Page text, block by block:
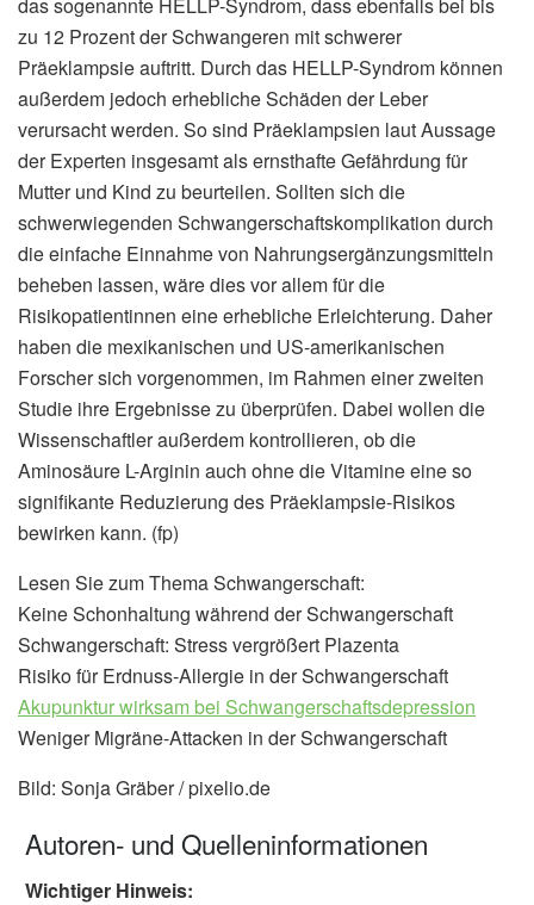
zu 12 Prozent der Schwangeren mit schwerer
Präeklampsie auftritt. Durch das HELLP-Syndrom können
außerdem jedoch erhebliche Schäden der Leber
verursacht werden. So sind Präeklampsien laut Aussage
der Experten insgesamt als ernsthafte Gefährdung für
Mutter und Kind zu beurteilen. Sollten sich die
schwerwiegenden Schwangerschaftskomplikation durch
die einfache Einnahme von Nahrungsergänzungsmitteln
beheben lassen, wäre dies vor allem für die
Risikopatientinnen eine erhebliche Erleichterung. Daher
haben die mexikanischen und US-amerikanischen
Forscher sich vorgenommen, im Rahmen einer zweiten
Studie ihre Ergebnisse zu überprüfen. Dabei wollen die
Wissenschaftler außerdem kontrollieren, ob die
Aminosäure L-Arginin auch ohne die Vitamine eine so
signifikante Reduzierung des Präeklampsie-Risikos
bewirken kann. (fp)
Lesen Sie zum Thema Schwangerschaft:
Keine Schonhaltung während der Schwangerschaft
Schwangerschaft: Stress vergrößert Plazenta
Risiko für Erdnuss-Allergie in der Schwangerschaft
Akupunktur wirksam bei Schwangerschaftsdepression
Weniger Migräne-Attacken in der Schwangerschaft
Bild: Sonja Gräber / pixelio.de
Autoren- und Quelleninformationen
Wichtiger Hinweis: